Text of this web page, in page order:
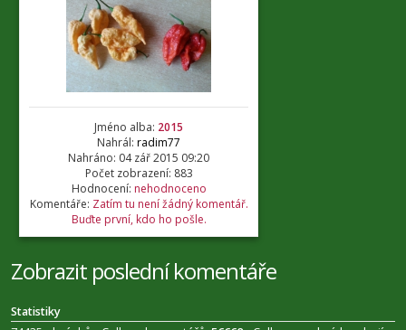
Jméno alba: 2015
Nahrál: radim77
Nahráno: 04 zář 2015 09:20
Počet zobrazení: 883
Hodnocení: nehodnoceno
Komentáře: Zatím tu není žádný komentář.
Buďte první, kdo ho pošle.
Zobrazit poslední komentáře
Statistiky